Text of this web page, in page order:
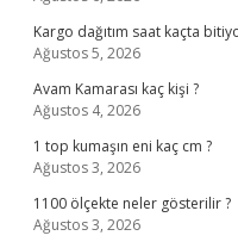
Kargo dağıtım saat kaçta
Ağustos 5, 2026
Avam Kamarası kaç kişi ?
Ağustos 4, 2026
1 top kumaşın eni kaç cm ?
Ağustos 3, 2026
1100 ölçekte neler gösterilir ?
Ağustos 3, 2026